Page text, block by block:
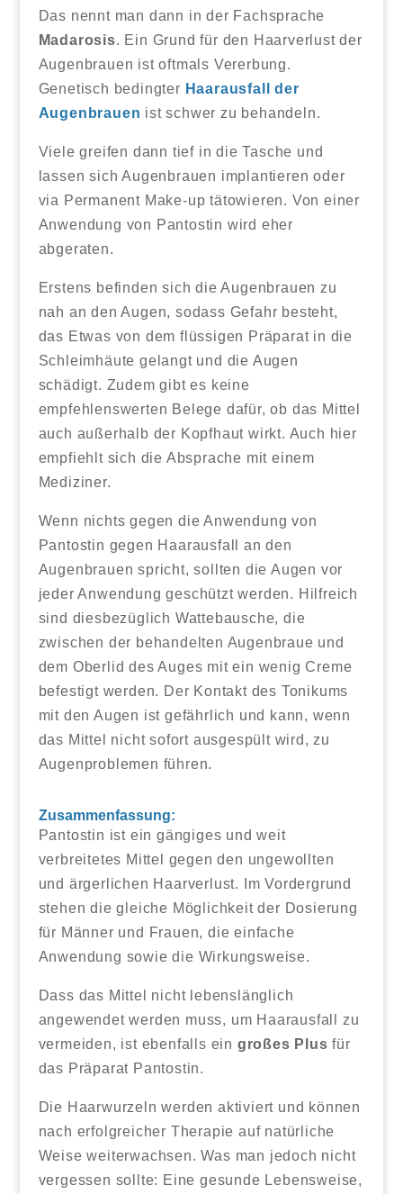
Das nennt man dann in der Fachsprache
Madarosis. Ein Grund für den Haarverlust der
Augenbrauen ist oftmals Vererbung.
Genetisch bedingter Haarausfall der
Augenbrauen ist schwer zu behandeln.
Viele greifen dann tief in die Tasche und
lassen sich Augenbrauen implantieren oder
via Permanent Make-up tätowieren. Von einer
Anwendung von Pantostin wird eher
abgeraten.
Erstens befinden sich die Augenbrauen zu
nah an den Augen, sodass Gefahr besteht,
das Etwas von dem flüssigen Präparat in die
Schleimhäute gelangt und die Augen
schädigt. Zudem gibt es keine
empfehlenswerten Belege dafür, ob das Mittel
auch außerhalb der Kopfhaut wirkt. Auch hier
empfiehlt sich die Absprache mit einem
Mediziner.
Wenn nichts gegen die Anwendung von
Pantostin gegen Haarausfall an den
Augenbrauen spricht, sollten die Augen vor
jeder Anwendung geschützt werden. Hilfreich
sind diesbezüglich Wattebausche, die
zwischen der behandelten Augenbraue und
dem Oberlid des Auges mit ein wenig Creme
befestigt werden. Der Kontakt des Tonikums
mit den Augen ist gefährlich und kann, wenn
das Mittel nicht sofort ausgespült wird, zu
Augenproblemen führen.
Zusammenfassung:
Pantostin ist ein gängiges und weit
verbreitetes Mittel gegen den ungewollten
und ärgerlichen Haarverlust. Im Vordergrund
stehen die gleiche Möglichkeit der Dosierung
für Männer und Frauen, die einfache
Anwendung sowie die Wirkungsweise.
Dass das Mittel nicht lebenslänglich
angewendet werden muss, um Haarausfall zu
vermeiden, ist ebenfalls ein großes Plus für
das Präparat Pantostin.
Die Haarwurzeln werden aktiviert und können
nach erfolgreicher Therapie auf natürliche
Weise weiterwachsen. Was man jedoch nicht
vergessen sollte: Eine gesunde Lebensweise,